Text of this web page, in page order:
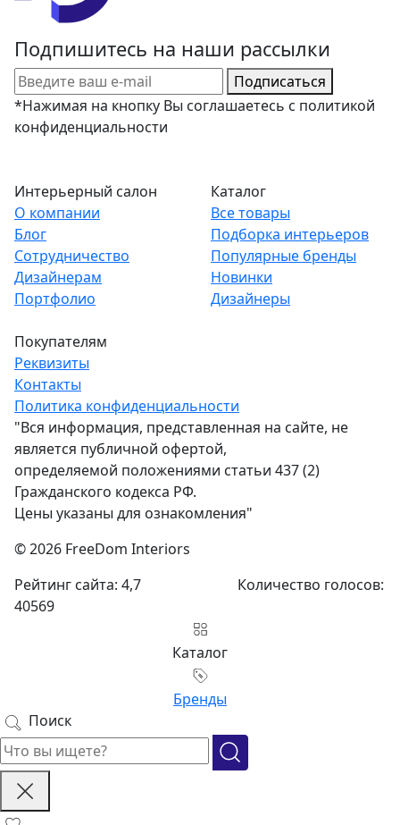
Интерьерный салон
О компании
Блог
Сотрудничество
Дизайнерам
Портфолио
Каталог
Все товары
Подборка интерьеров
Популярные бренды
Новинки
Дизайнеры
Покупателям
Реквизиты
Контакты
Подпишитесь на наши рассылки
Подписаться
*Нажимая на кнопку Вы соглашаетесь с политикой
конфиденциальности
Политика конфиденциальности
"Вся информация, представленная на сайте, не
является публичной офертой,
определяемой положениями статьи 437 (2)
Гражданского кодекса РФ.
Цены указаны для ознакомления"
© 2026 FreeDom Interiors
Рейтинг сайта: 4,7
Количество голосов:
40569
Каталог
Бренды
Поиск